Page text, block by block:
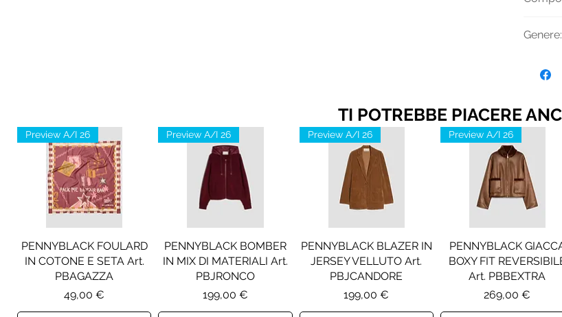
Genere:
TI POTREBBE PIACERE
Preview A/I 26
PENNYBLACK FOULARD
IN COTONE E SETA Art.
PBAGAZZA
Prezzo
49,00 €
Preview A/I 26
PENNYBLACK BOMBER
IN MIX DI MATERIALI Art.
PBJRONCO
Prezzo
199,00 €
Preview A/I 26
PENNYBLACK BLAZER IN
JERSEY VELLUTO Art.
PBJCANDORE
Prezzo
199,00 €
Preview A/I 26
PENNYBLACK
BOXY FIT
Art. PBBEXTRA
Prezzo
269,00 €